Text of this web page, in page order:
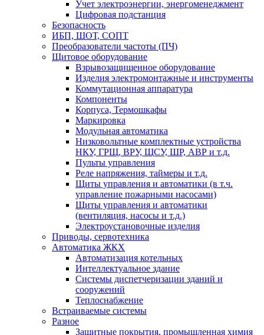
Учет электроэнергии, энергоменеджмент
Цифровая подстанция
Безопасность
ИБП, ШОТ, СОПТ
Преобразователи частоты (ПЧ)
Щитовое оборудование
Взрывозащищенное оборудование
Изделия электромонтажные и инструменты
Коммутационная аппаратура
Компоненты
Корпуса, Термошкафы
Маркировка
Модульная автоматика
Низковольтные комплектные устройства
НКУ, ГРЩ, ВРУ, ЩСУ, ШР, АВР и т.д.
Пульты управления
Реле напряжения, таймеры и т.д.
Щиты управления и автоматики (в т.ч.
управление пожарными насосами)
Щиты управления и автоматики
(вентиляция, насосы и т.д.)
Электроустановочные изделия
Приводы, сервотехника
Автоматика ЖКХ
Автоматизация котельных
Интеллектуальное здание
Системы диспетчеризации зданий и
сооружений
Теплоснабжение
Встраиваемые системы
Разное
Защитные покрытия, промышленная химия